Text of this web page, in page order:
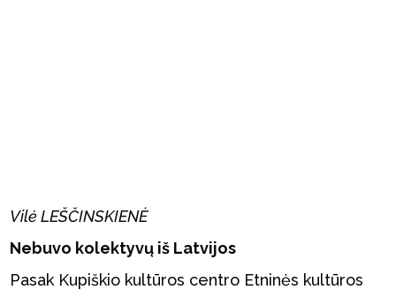
Vilė LEŠČINSKIENĖ
Nebuvo kolektyvų iš Latvijos
Pasak Kupiškio kultūros centro Etninės kultūros